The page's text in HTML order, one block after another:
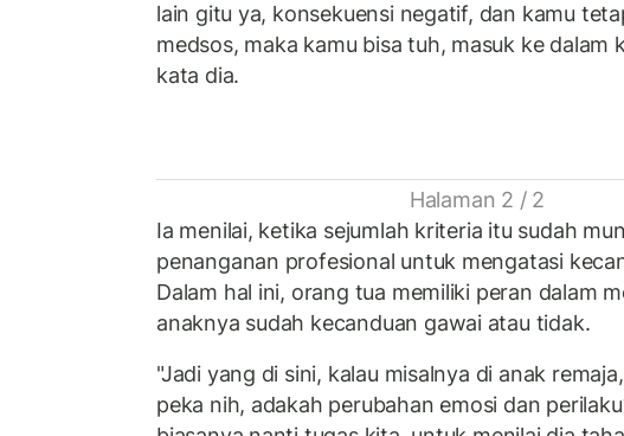
lain gitu ya, konsekuensi negatif, dan kamu
medsos, maka kamu bisa tuh, masuk ke dalam
kata dia.
Halaman 2 / 2
Ia menilai, ketika sejumlah kriteria itu sudah
penanganan profesional untuk mengatasi
Dalam hal ini, orang tua memiliki peran dalam
anaknya sudah kecanduan gawai atau tidak.
"Jadi yang di sini, kalau misalnya di anak
peka nih, adakah perubahan emosi dan